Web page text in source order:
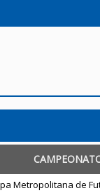
Metropolitana de